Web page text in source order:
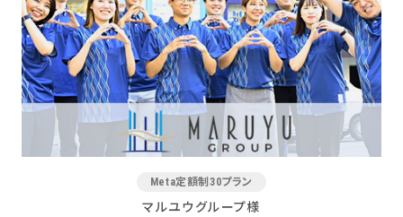
Meta定額制30プラン
マルユウグループ様